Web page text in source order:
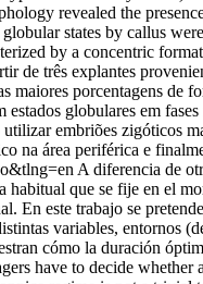
revealed the
states by callus
by a concentric
de três explantes
maiores porcentagens de
estados globulares em
embriões zigóticos
na área periférica e
A diferencia de
que se fije en el
En este trabajo se
variables, entornos
cómo la duración
have to decide